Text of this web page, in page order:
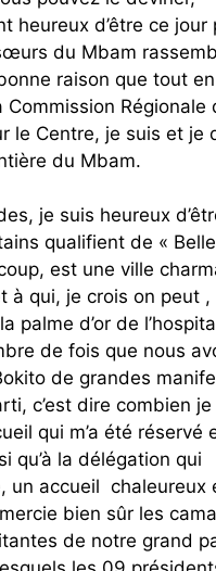
heureux d’être ce jour
du Mbam
raison que tout
Commission Régionale
le Centre, je suis et je
du Mbam.
je suis heureux
qualifient de «
est une ville
à qui, je crois on peut ,
palme d’or de
de fois que nous
de grandes
c’est dire combien je
qui m’a été réservé
qu’à la délégation qui
un accueil chaleureux
bien sûr les
de notre grand